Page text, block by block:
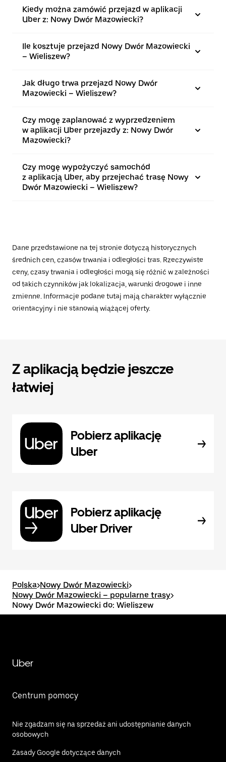
Kiedy można zamówić przejazd w aplikacji
Uber z: Nowy Dwór Mazowiecki?
Ile kosztuje przejazd Nowy Dwór Mazowiecki
– Wieliszew?
Jak długo trwa przejazd Nowy Dwór
Mazowiecki – Wieliszew?
Czy mogę zaplanować z wyprzedzeniem
w aplikacji Uber przejazdy z: Nowy Dwór
Mazowiecki?
Czy mogę wypożyczyć samochód
z aplikacją Uber, aby przejechać trasę Nowy
Dwór Mazowiecki – Wieliszew?
Dane przedstawione na tej stronie dotyczą historycznych
średnich cen, czasów trwania i odległości tras. Rzeczywiste
ceny, czasy trwania i odległości mogą się różnić w zależności
od takich czynników jak lokalizacja, warunki drogowe i inne
zmienne. Informacje podane tutaj mają charakter wyłącznie
orientacyjny i nie stanowią wiążącej oferty.
Z aplikacją będzie jeszcze
łatwiej
Pobierz aplikację
Uber
Pobierz aplikację
Uber Driver
Polska>Nowy Dwór Mazowiecki>
Nowy Dwór Mazowiecki – popularne trasy>
Nowy Dwór Mazowiecki do: Wieliszew
Uber
Centrum pomocy
Nie zgadzam się na sprzedaż ani udostępnianie danych
osobowych
Zasady Google dotyczące danych